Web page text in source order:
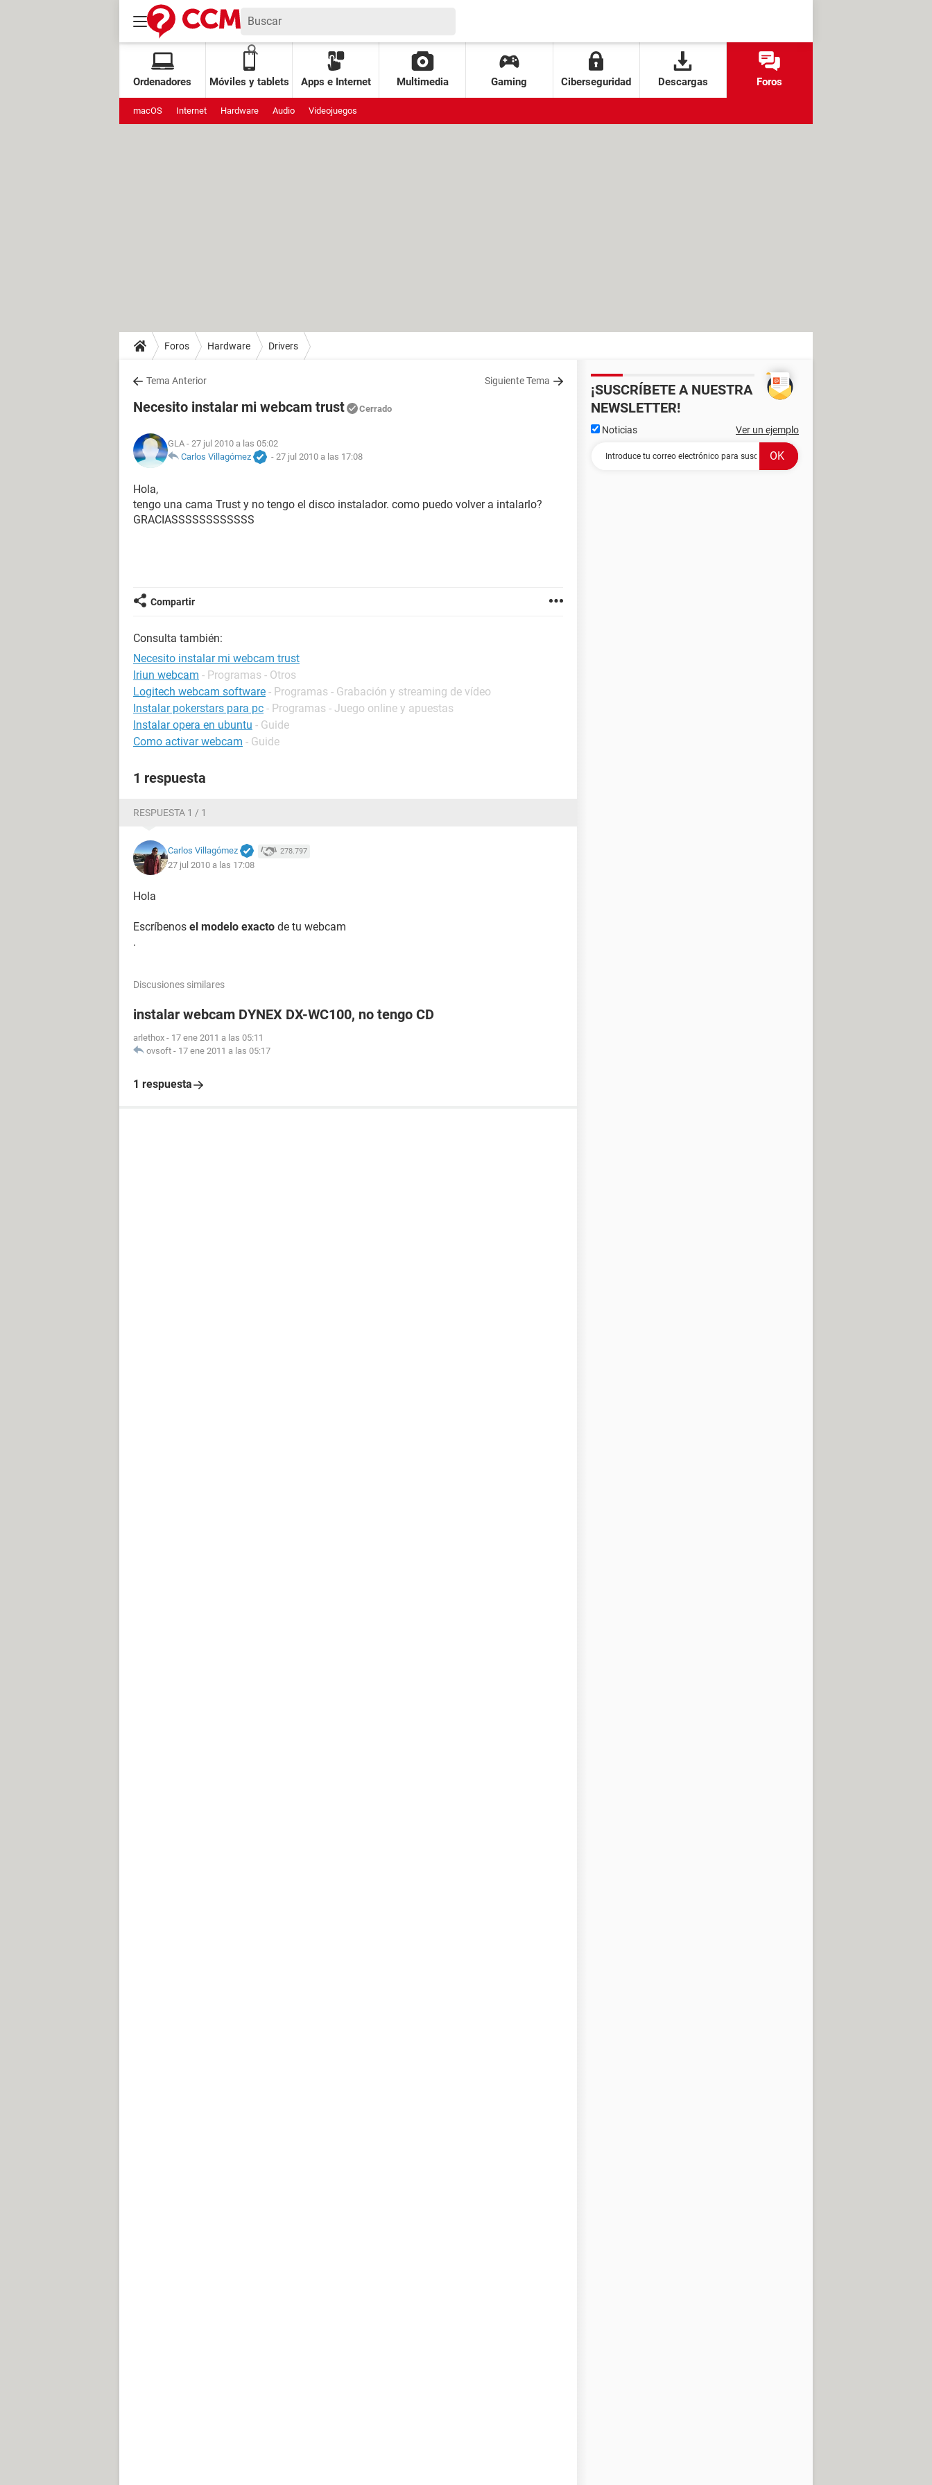
Ordenadores Móviles y tablets Apps e Internet Multimedia Gaming Ciberseguridad Descargas Foros
macOS Internet Hardware Audio Videojuegos
Foros Hardware Drivers
Tema Anterior Siguiente Tema
Necesito instalar mi webcam trust Cerrado
GLA - 27 jul 2010 a las 05:02
Carlos Villagómez
- 27 jul 2010 a las 17:08
Hola,
tengo una cama Trust y no tengo el disco instalador. como puedo volver a intalarlo?
GRACIASSSSSSSSSSSS
Compartir
Consulta también:
Necesito instalar mi webcam trust
Iriun webcam - Programas - Otros
Logitech webcam software - Programas - Grabación y streaming de vídeo
Instalar pokerstars para pc - Programas - Juego online y apuestas
Instalar opera en ubuntu - Guide
Como activar webcam - Guide
1 respuesta
RESPUESTA 1 / 1
Carlos Villagómez 278.797
27 jul 2010 a las 17:08
Hola
Escríbenos el modelo exacto de tu webcam
.
Discusiones similares
instalar webcam DYNEX DX-WC100, no tengo CD
arlethox - 17 ene 2011 a las 05:11
ovsoft - 17 ene 2011 a las 05:17
1 respuesta
¡SUSCRÍBETE A NUESTRA
NEWSLETTER!
Noticias Ver un ejemplo